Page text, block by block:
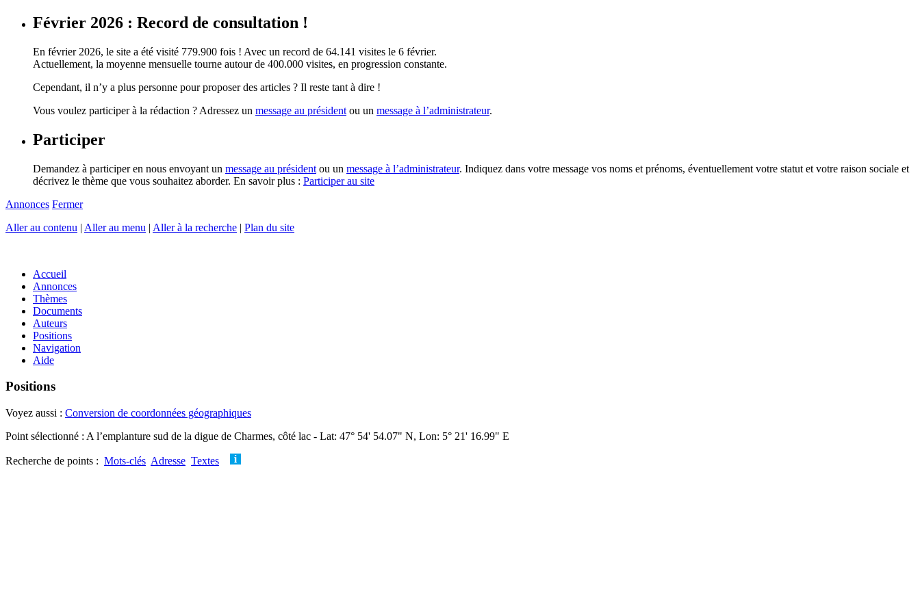
Février 2026 : Record de consultation !
En février 2026, le site a été visité 779.900 fois ! Avec un record de 64.141 visites le 6 février.
Actuellement, la moyenne mensuelle tourne autour de 400.000 visites, en progression constante.
Cependant, il n’y a plus personne pour proposer des articles ? Il reste tant à dire !
Vous voulez participer à la rédaction ? Adressez un message au président ou un message à l’administrateur.
Participer
Demandez à participer en nous envoyant un message au président ou un message à l’administrateur. Indiquez dans votre message vos noms et prénoms, éventuellement votre statut et votre raison sociale et
décrivez le thème que vous souhaitez aborder. En savoir plus : Participer au site
Annonces Fermer
Aller au contenu | Aller au menu | Aller à la recherche | Plan du site
Accueil
Annonces
Thèmes
Documents
Auteurs
Positions
Navigation
Aide
Positions
Voyez aussi : Conversion de coordonnées géographiques
Point sélectionné : A l’emplanture sud de la digue de Charmes, côté lac - Lat: 47° 54' 54.07" N, Lon: 5° 21' 16.99" E
Recherche de points : Mots-clés Adresse Textes